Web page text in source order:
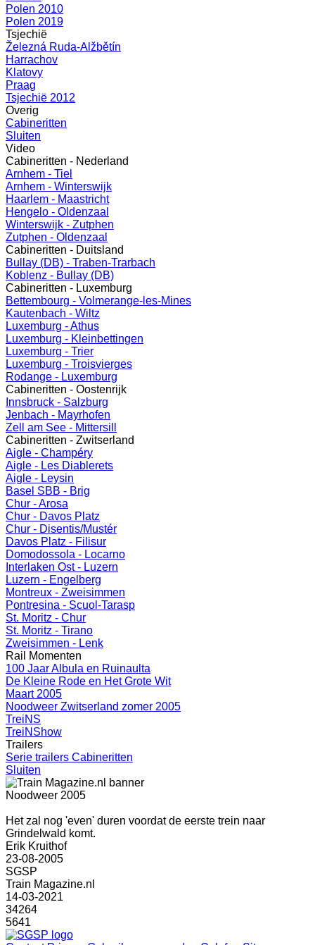
Polen 2010
Polen 2019
Tsjechië
Železná Ruda-Alžbětín
Harrachov
Klatovy
Praag
Tsjechië 2012
Overig
Cabineritten
Sluiten
Video
Cabineritten - Nederland
Arnhem - Tiel
Arnhem - Winterswijk
Haarlem - Maastricht
Hengelo - Oldenzaal
Winterswijk - Zutphen
Zutphen - Oldenzaal
Cabineritten - Duitsland
Bullay (DB) - Traben-Trarbach
Koblenz - Bullay (DB)
Cabineritten - Luxemburg
Bettembourg - Volmerange-les-Mines
Kautenbach - Wiltz
Luxemburg - Athus
Luxemburg - Kleinbettingen
Luxemburg - Trier
Luxemburg - Troisvierges
Rodange - Luxemburg
Cabineritten - Oostenrijk
Innsbruck - Salzburg
Jenbach - Mayrhofen
Zell am See - Mittersill
Cabineritten - Zwitserland
Aigle - Champéry
Aigle - Les Diablerets
Aigle - Leysin
Basel SBB - Brig
Chur - Arosa
Chur - Davos Platz
Chur - Disentis/Mustér
Davos Platz - Filisur
Domodossola - Locarno
Interlaken Ost - Luzern
Luzern - Engelberg
Montreux - Zweisimmen
Pontresina - Scuol-Tarasp
St. Moritz - Chur
St. Moritz - Tirano
Zweisimmen - Lenk
Rail Momenten
100 Jaar Albula en Ruinaulta
De Kleine Rode en Het Grote Wit
Maart 2005
Noodweer Zwitserland zomer 2005
TreiNS
TreiNShow
Trailers
Serie trailers Cabineritten
Sluiten
Noodweer 2005
Het zal nog 'even' duren voordat de eerste trein naar
Grindelwald komt.
Erik Kruithof
23-08-2005
SGSP
Train Magazine.nl
14-03-2021
34264
5641